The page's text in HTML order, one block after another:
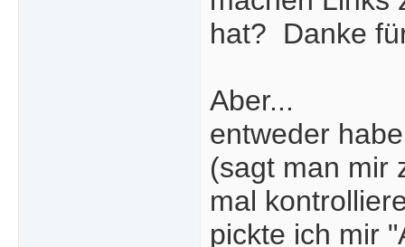
hat? Danke
Aber...
entweder
(sagt man mir
mal
pickte ich mir